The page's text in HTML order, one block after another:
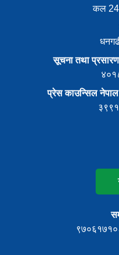
कल 24
सूचना तथा प्रसारण
प्रेस काउन्सिल